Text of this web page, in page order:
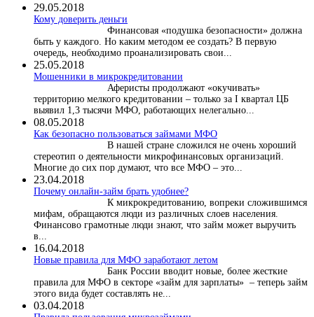
29.05.2018
Кому доверить деньги
Финансовая «подушка безопасности» должна
быть у каждого. Но каким методом ее создать? В первую
очередь, необходимо проанализировать свои...
25.05.2018
Мошенники в микрокредитовании
Аферисты продолжают «окучивать»
территорию мелкого кредитовании – только за I квартал ЦБ
выявил 1,3 тысячи МФО, работающих нелегально...
08.05.2018
Как безопасно пользоваться займами МФО
В нашей стране сложился не очень хороший
стереотип о деятельности микрофинансовых организаций.
Многие до сих пор думают, что все МФО – это...
23.04.2018
Почему онлайн-займ брать удобнее?
К микрокредитованию, вопреки сложившимся
мифам, обращаются люди из различных слоев населения.
Финансово грамотные люди знают, что займ может выручить
в...
16.04.2018
Новые правила для МФО заработают летом
Банк России вводит новые, более жесткие
правила для МФО в секторе «займ для зарплаты» – теперь займ
этого вида будет составлять не...
03.04.2018